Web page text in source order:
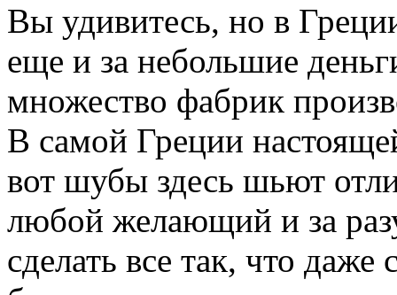
Вы удивитесь, но в
еще и за небольшие
множество фабрик
В самой Греции
вот шубы здесь шьют
любой желающий и за
сделать все так, что